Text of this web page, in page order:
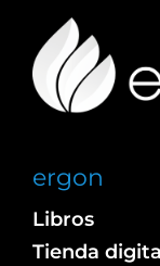
ergon
Libros
Tienda